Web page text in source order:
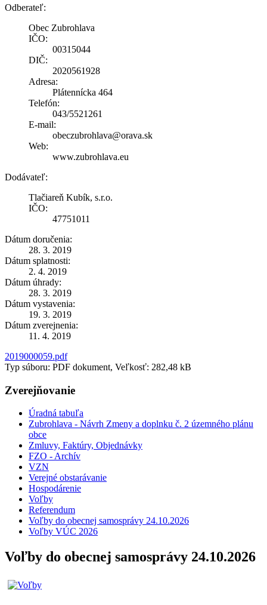
Odberateľ:
Obec Zubrohlava
IČO:
00315044
DIČ:
2020561928
Adresa:
Plátennícka 464
Telefón:
043/5521261
E-mail:
obeczubrohlava@orava.sk
Web:
www.zubrohlava.eu
Dodávateľ:
Tlačiareň Kubík, s.r.o.
IČO:
47751011
Dátum doručenia:
28. 3. 2019
Dátum splatnosti:
2. 4. 2019
Dátum úhrady:
28. 3. 2019
Dátum vystavenia:
19. 3. 2019
Dátum zverejnenia:
11. 4. 2019
2019000059.pdf
Typ súboru: PDF dokument, Veľkosť: 282,48 kB
Zverejňovanie
Úradná tabuľa
Zubrohlava - Návrh Zmeny a doplnku č. 2 územného plánu
obce
Zmluvy, Faktúry, Objednávky
FZO - Archív
VZN
Verejné obstarávanie
Hospodárenie
Voľby
Referendum
Voľby do obecnej samosprávy 24.10.2026
Voľby VÚC 2026
Voľby do obecnej samosprávy 24.10.2026